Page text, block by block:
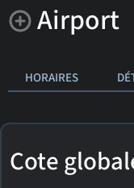
Airport
HORAIRES
Cote